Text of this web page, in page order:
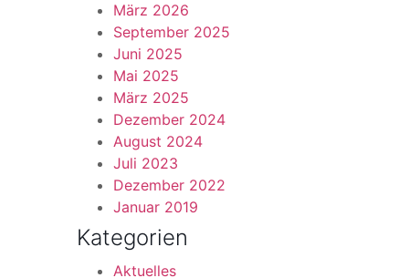
März 2026
September 2025
Juni 2025
Mai 2025
März 2025
Dezember 2024
August 2024
Juli 2023
Dezember 2022
Januar 2019
Kategorien
Aktuelles